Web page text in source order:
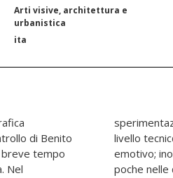
Arti visive, architettura e
urbanistica
ita
di Benito
breve tempo
Nel
alto
ed
(ma